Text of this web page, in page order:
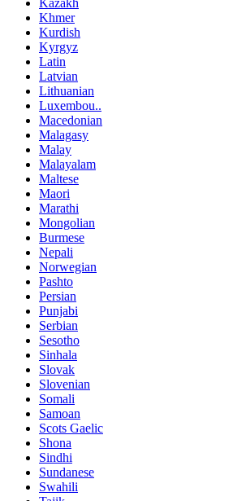
Khmer
Kurdish
Kyrgyz
Latin
Latvian
Lithuanian
Luxembou..
Macedonian
Malagasy
Malay
Malayalam
Maltese
Maori
Marathi
Mongolian
Burmese
Nepali
Norwegian
Pashto
Persian
Punjabi
Serbian
Sesotho
Sinhala
Slovak
Slovenian
Somali
Samoan
Scots Gaelic
Shona
Sindhi
Sundanese
Swahili